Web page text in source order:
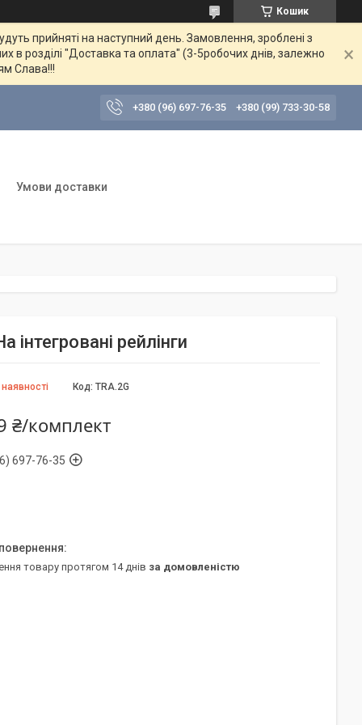
Кошик
прийняті на наступний день. Замовлення, зроблені з
в розділі "Доставка та оплата" (3-5робочих днів, залежно
Слава!!!
+380 (96) 697-76-35 +380 (99) 733-30-58
Умови доставки
рейлінги
Код: TRA.2G
₴/комплект
697-76-35
товару протягом 14 днів за домовленістю